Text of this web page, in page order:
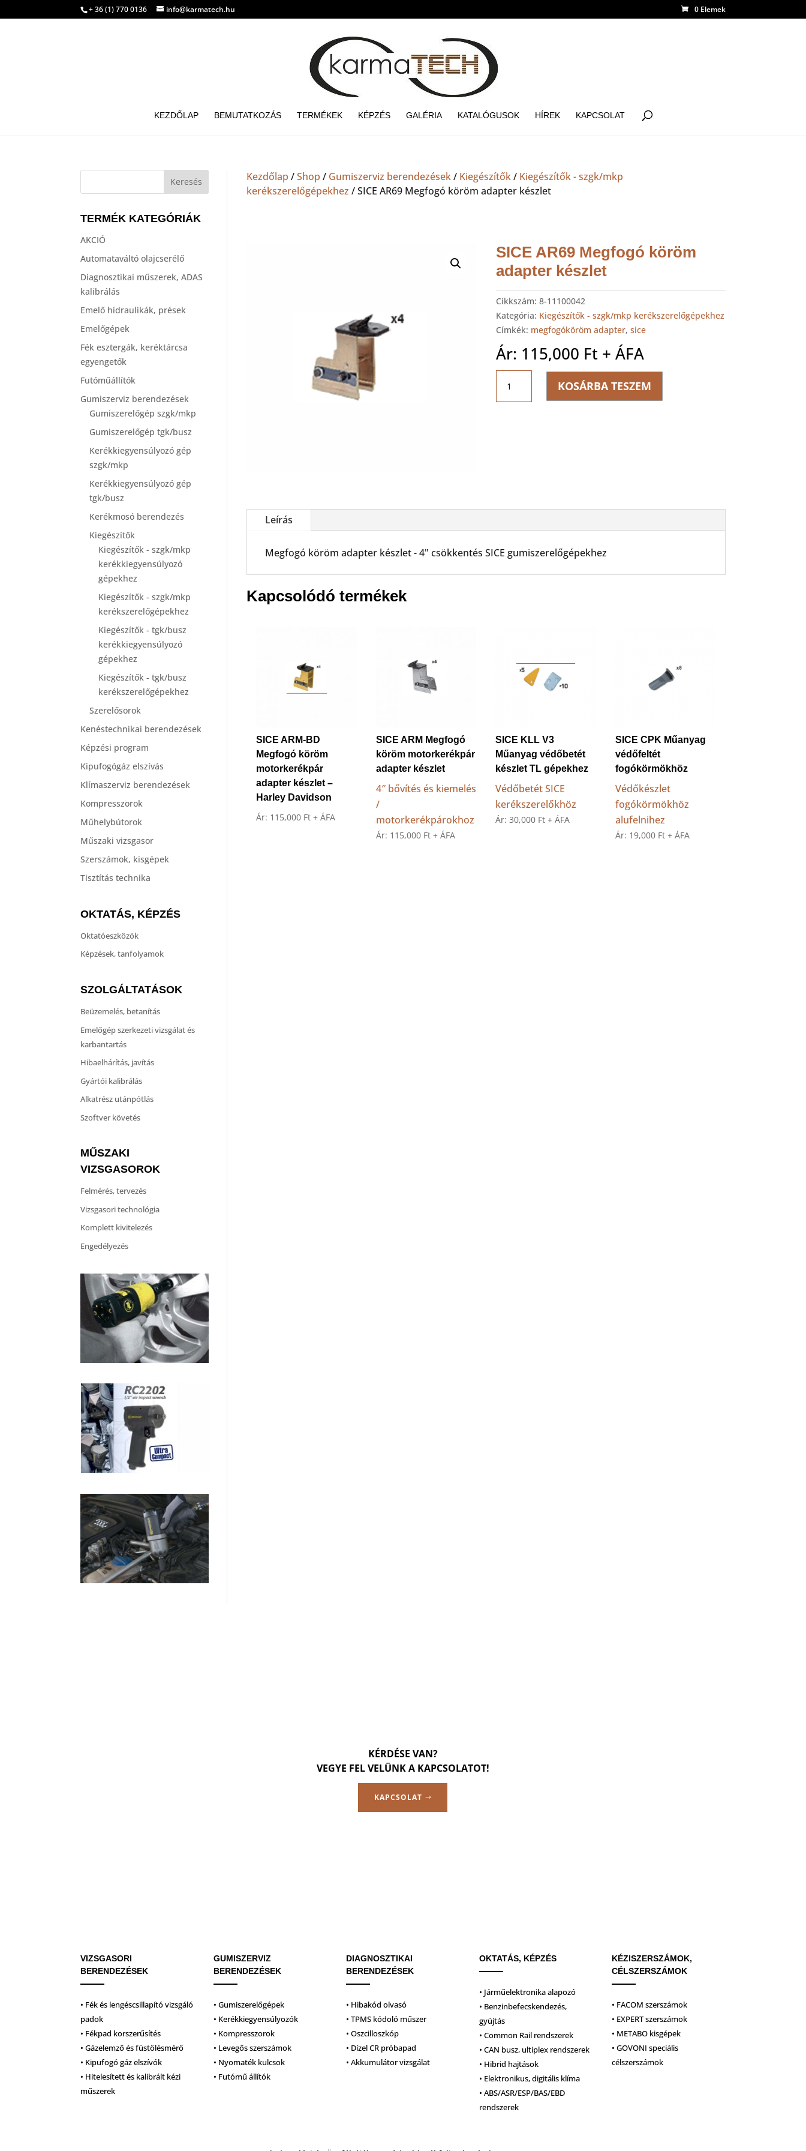
+ 36 (1) 770 0136 info@karmatech.hu 0 Elemek
KEZDŐLAP BEMUTATKOZÁS TERMÉKEK KÉPZÉS GALÉRIA KATALÓGUSOK HÍREK KAPCSOLAT
TERMÉK KATEGÓRIÁK
AKCIÓ
Automataváltó olajcserélő
Diagnosztikai műszerek, ADAS
kalibrálás
Emelő hidraulikák, prések
Emelőgépek
Fék esztergák, keréktárcsa
egyengetők
Futóműállítók
Gumiszerviz berendezések
Gumiszerelőgép szgk/mkp
Gumiszerelőgép tgk/busz
Kerékkiegyensúlyozó gép
szgk/mkp
Kerékkiegyensúlyozó gép
tgk/busz
Kerékmosó berendezés
Kiegészítők
Kiegészítők - szgk/mkp
kerékkiegyensúlyozó
gépekhez
Kiegészítők - szgk/mkp
kerékszerelőgépekhez
Kiegészítők - tgk/busz
kerékkiegyensúlyozó
gépekhez
Kiegészítők - tgk/busz
kerékszerelőgépekhez
Szerelősorok
Kenéstechnikai berendezések
Képzési program
Kipufogógáz elszívás
Klímaszerviz berendezések
Kompresszorok
Műhelybútorok
Műszaki vizsgasor
Szerszámok, kisgépek
Tisztítás technika
OKTATÁS, KÉPZÉS
Oktatóeszközök
Képzések, tanfolyamok
SZOLGÁLTATÁSOK
Beüzemelés, betanítás
Emelőgép szerkezeti vizsgálat és
karbantartás
Hibaelhárítás, javítás
Gyártói kalibrálás
Alkatrész utánpótlás
Szoftver követés
MŰSZAKI
VIZSGASOROK
Felmérés, tervezés
Vizsgasori technológia
Komplett kivitelezés
Engedélyezés
Kezdőlap /Shop / Gumiszerviz berendezések/ Kiegészítők/ Kiegészítők - szgk/mkp
kerékszerelőgépekhez / SICE AR69 Megfogó köröm adapter készlet
SICE AR69 Megfogó köröm
adapter készlet
Cikkszám: 8-11100042
Kategória: Kiegészítők - szgk/mkp kerékszerelőgépekhez
Címkék: megfogóköröm adapter, sice
Ár: 115,000 Ft + ÁFA
AR69
Megfogó
KOSÁRBA TESZEM
Leírás
Megfogó köröm adapter készlet - 4" csökkentés SICE gumiszerelőgépekhez
Kapcsolódó termékek
SICE ARM-BD
Megfogó köröm
motorkerékpár
adapter készlet –
Harley Davidson
Ár: 115,000 Ft + ÁFA
SICE ARM Megfogó
köröm motorkerékpár
adapter készlet
4″ bővítés és kiemelés
/
motorkerékpárokhoz
Ár: 115,000 Ft + ÁFA
SICE KLL V3
Műanyag védőbetét
készlet TL gépekhez
Védőbetét SICE
kerékszerelőkhöz
Ár:30,000 Ft + ÁFA
SICE CPK Műanyag
védőfeltét
fogókörmökhöz
Védőkészlet
fogókörmökhöz
alufelnihez
Ár: 19,000 Ft + ÁFA
KÉRDÉSE VAN?
VEGYE FEL VELÜNK A KAPCSOLATOT!
KAPCSOLAT
VIZSGASORI
BERENDEZÉSEK
• Fék és lengéscsillapító vizsgáló
padok
• Fékpad korszerűsítés
• Gázelemző és füstölésmérő
• Kipufogó gáz elszívók
• Hitelesített és kalibrált kézi
műszerek
GUMISZERVIZ
BERENDEZÉSEK
• Gumiszerelőgépek
• Kerékkiegyensúlyozók
• Kompresszorok
• Levegős szerszámok
• Nyomaték kulcsok
• Futómű állítók
DIAGNOSZTIKAI
BERENDEZÉSEK
• Hibakód olvasó
• TPMS kódoló műszer
• Oszcilloszkóp
• Dízel CR próbapad
• Akkumulátor vizsgálat
OKTATÁS, KÉPZÉS
• Járműelektronika alapozó
• Benzinbefecskendezés,
gyújtás
• Common Rail rendszerek
• CAN busz, ultiplex rendszerek
• Hibrid hajtások
• Elektronikus, digitális klíma
• ABS/ASR/ESP/BAS/EBD
rendszerek
KÉZISZERSZÁMOK,
CÉLSZERSZÁMOK
• FACOM szerszámok
• EXPERT szerszámok
• METABO kisgépek
• GOVONI speciális
célszerszámok